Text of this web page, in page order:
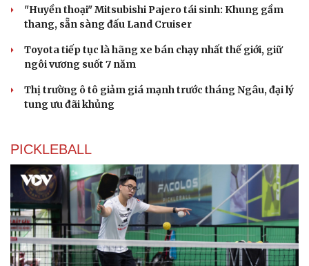
Tư vấn
Săn Tour
check-in
Câu chuyện thời sự
Đọc truyện đêm khuya
Cửa sổ tình yêu
Kể chuyện cho bé
Hạt giống tâm hồn
"Huyền thoại" Mitsubishi Pajero tái sinh: Khung gầm
thang, sẵn sàng đấu Land Cruiser
Toyota tiếp tục là hãng xe bán chạy nhất thế giới, giữ
ngôi vương suốt 7 năm
Thị trường ô tô giảm giá mạnh trước tháng Ngâu, đại lý
tung ưu đãi khủng
PICKLEBALL